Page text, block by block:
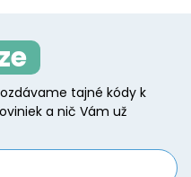
tajné kódy k
a nič Vám už